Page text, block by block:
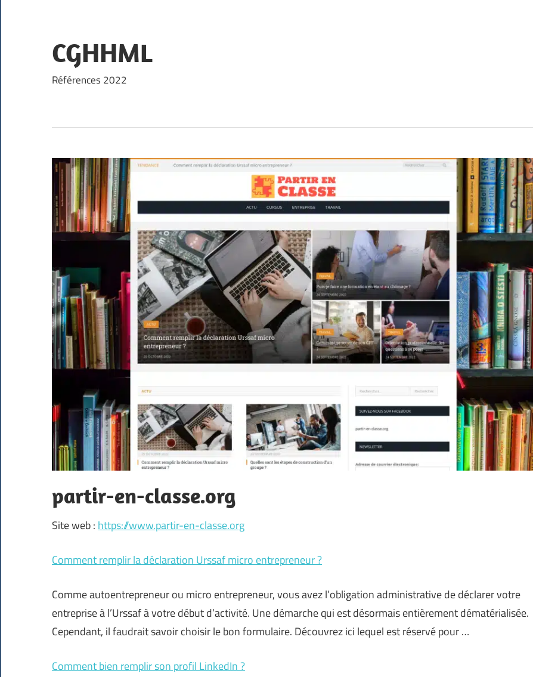
content
CGHHML
Références 2022
partir-en-classe.org
Site web : https://www.partir-en-classe.org
Comment remplir la déclaration Urssaf micro entrepreneur ?
Comme autoentrepreneur ou micro entrepreneur, vous avez l’obligation administrative de déclarer votre
entreprise à l’Urssaf à votre début d’activité. Une démarche qui est désormais entièrement dématérialisée.
Cependant, il faudrait savoir choisir le bon formulaire. Découvrez ici lequel est réservé pour …
Comment bien remplir son profil LinkedIn ?